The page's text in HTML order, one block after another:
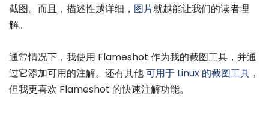
截图。而且，描述性越详细， 图片就越能让我们的读者理
解。
通常情况下，我使用 Flameshot 作为我的截图工具，并通
过它添加可用的注解。还有其他可用于 Linux 的截图工具 ，
但我更喜欢 Flameshot 的快速注解功能。